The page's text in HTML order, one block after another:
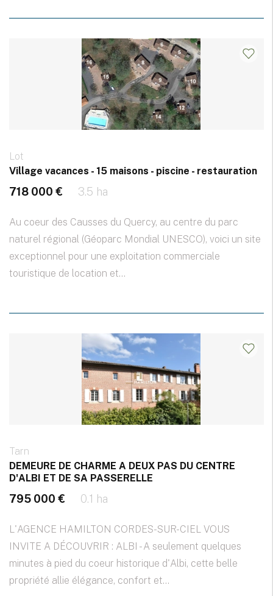
Lot
Village vacances - 15 maisons - piscine - restauration
718 000 € 3.5 ha
Au coeur des Causses du Quercy, au centre du parc
naturel régional (Géoparc Mondial UNESCO), voici un site
exceptionnel pour une exploitation commerciale
touristique de location et...
Tarn
DEMEURE DE CHARME A DEUX PAS DU CENTRE
D'ALBI ET DE SA PASSERELLE
795 000 € 0.1 ha
L'AGENCE HAMILTON CORDES-SUR-CIEL VOUS
INVITE A DÉCOUVRIR : ALBI - A seulement quelques
minutes à pied du coeur historique d'Albi, cette belle
propriété allie élégance, confort et...